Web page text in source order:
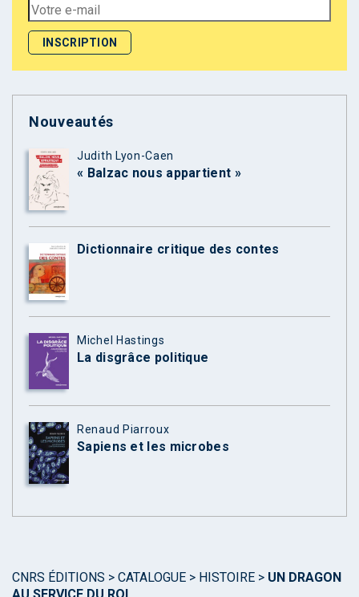
Nouveautés
Judith Lyon-Caen
« Balzac nous appartient »
Dictionnaire critique des contes
Michel Hastings
La disgrâce politique
Renaud Piarroux
Sapiens et les microbes
CNRS ÉDITIONS > CATALOGUE > HISTOIRE > UN DRAGON